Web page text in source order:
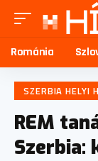
Románia
SZERBIA HELYI
REM
Szerbia: